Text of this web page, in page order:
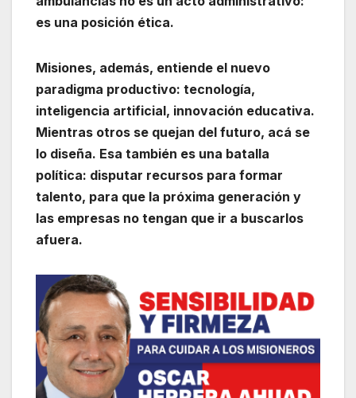
es una posición ética.
Misiones, además, entiende el nuevo
paradigma productivo: tecnología,
inteligencia artificial, innovación educativa.
Mientras otros se quejan del futuro, acá se
lo diseña. Esa también es una batalla
política: disputar recursos para formar
talento, para que la próxima generación y
las empresas no tengan que ir a buscarlos
afuera.